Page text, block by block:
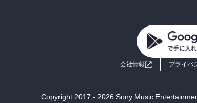
会社情報 プライバ
Copyright 2017 - 2026 Sony Music